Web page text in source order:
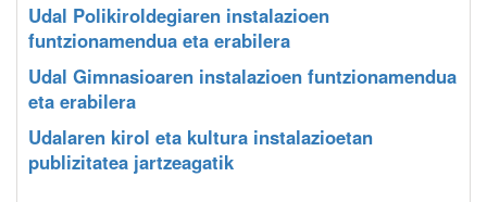
Udal Polikiroldegiaren instalazioen
funtzionamendua eta erabilera
Udal Gimnasioaren instalazioen funtzionamendua
eta erabilera
Udalaren kirol eta kultura instalazioetan
publizitatea jartzeagatik